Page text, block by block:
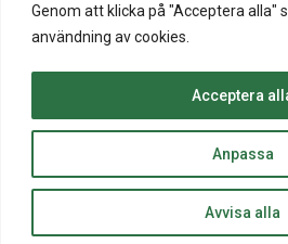
Genom att klicka på "Acceptera alla"
användning av cookies.
Anpassa
Avvisa alla
Acceptera
© 2020 Salo Stad
Evermade .